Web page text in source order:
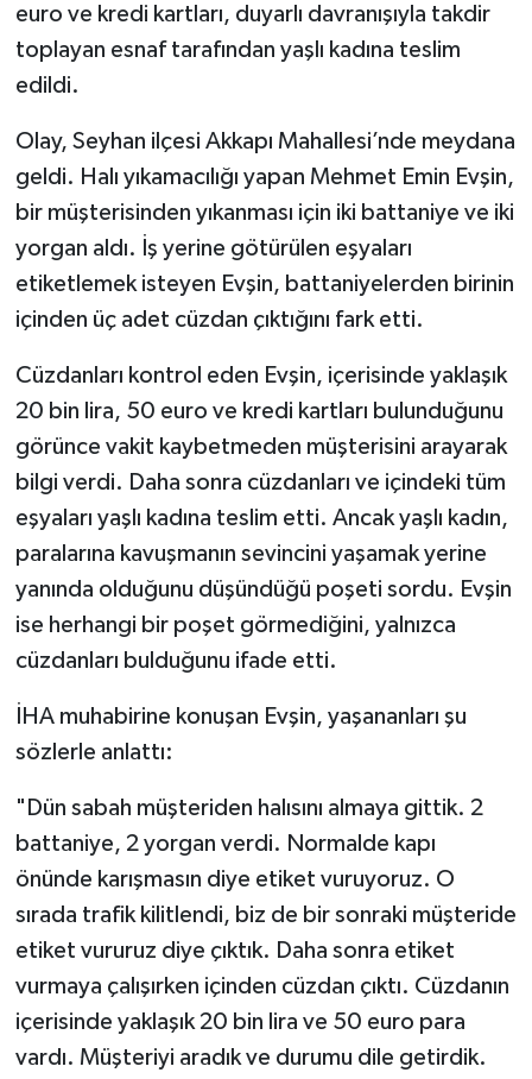
euro ve kredi kartları, duyarlı davranışıyla takdir
toplayan esnaf tarafından yaşlı kadına teslim
edildi.
Olay, Seyhan ilçesi Akkapı Mahallesi’nde meydana
geldi. Halı yıkamacılığı yapan Mehmet Emin Evşin,
bir müşterisinden yıkanması için iki battaniye ve iki
yorgan aldı. İş yerine götürülen eşyaları
etiketlemek isteyen Evşin, battaniyelerden birinin
içinden üç adet cüzdan çıktığını fark etti.
Cüzdanları kontrol eden Evşin, içerisinde yaklaşık
20 bin lira, 50 euro ve kredi kartları bulunduğunu
görünce vakit kaybetmeden müşterisini arayarak
bilgi verdi. Daha sonra cüzdanları ve içindeki tüm
eşyaları yaşlı kadına teslim etti. Ancak yaşlı kadın,
paralarına kavuşmanın sevincini yaşamak yerine
yanında olduğunu düşündüğü poşeti sordu. Evşin
ise herhangi bir poşet görmediğini, yalnızca
cüzdanları bulduğunu ifade etti.
İHA muhabirine konuşan Evşin, yaşananları şu
sözlerle anlattı:
"Dün sabah müşteriden halısını almaya gittik. 2
battaniye, 2 yorgan verdi. Normalde kapı
önünde karışmasın diye etiket vuruyoruz. O
sırada trafik kilitlendi, biz de bir sonraki müşteride
etiket vururuz diye çıktık. Daha sonra etiket
vurmaya çalışırken içinden cüzdan çıktı. Cüzdanın
içerisinde yaklaşık 20 bin lira ve 50 euro para
vardı. Müşteriyi aradık ve durumu dile getirdik.